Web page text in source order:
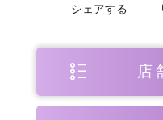
シェアする
店